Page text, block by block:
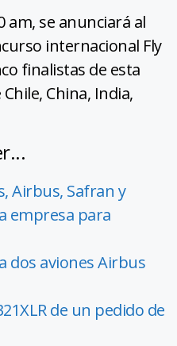
am, se anunciará al
internacional Fly
finalistas de esta
China, India,
Airbus, Safran y
empresa para
dos aviones Airbus
de un pedido de